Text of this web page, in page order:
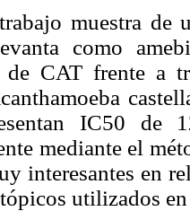
muestra
como
de CAT frente a
IC50 de
mediante el
interesantes en
utilizados